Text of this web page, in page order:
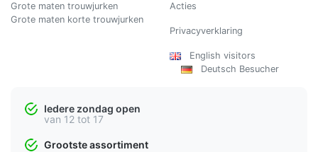
Grote maten trouwjurken
Grote maten korte trouwjurken
Acties
Privacyverklaring
English visitors
Deutsch Besucher
Iedere zondag open
van 12 tot 17
Grootste assortiment